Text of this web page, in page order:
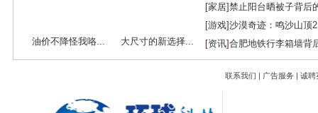
油价不降怪我咯... 大尺寸的新选择...
[家居]禁止阳台晒被子背后
[游戏]沙漠奇迹：鸣沙山顶
[资讯]合肥地铁行李箱墙背
联系我们 | 广告服务 | 诚聘